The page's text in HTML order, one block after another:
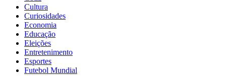
Cultura
Curiosidades
Economia
Educação
Eleições
Entretenimento
Esportes
Futebol Mundial